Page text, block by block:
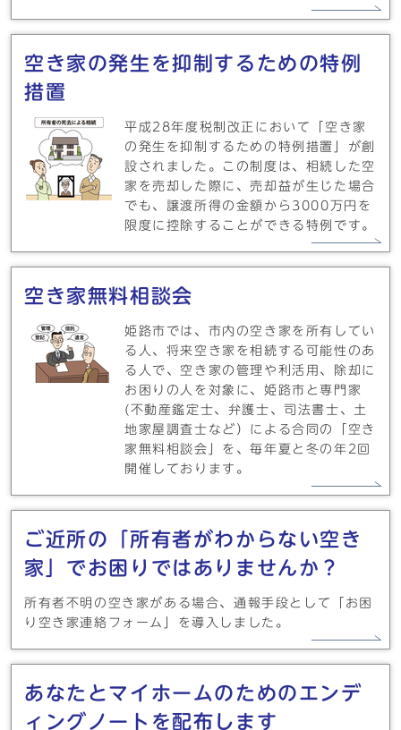
空き家の発生を抑制するための特例
措置
平成28年度税制改正において「空き家
の発生を抑制するための特例措置」が創
設されました。この制度は、相続した空
家を売却した際に、売却益が生じた場合
でも、譲渡所得の金額から3000万円を
限度に控除することができる特例です。
空き家無料相談会
姫路市では、市内の空き家を所有してい
る人、将来空き家を相続する可能性のあ
る人で、空き家の管理や利活用、除却に
お困りの人を対象に、姫路市と専門家
(不動産鑑定士、弁護士、司法書士、土
地家屋調査士など）による合同の「空き
家無料相談会」を、毎年夏と冬の年2回
開催しております。
ご近所の「所有者がわからない空き
家」でお困りではありませんか？
所有者不明の空き家がある場合、通報手段として「お困
り空き家連絡フォーム」を導入しました。
あなたとマイホームのためのエンデ
ィングノートを配布します